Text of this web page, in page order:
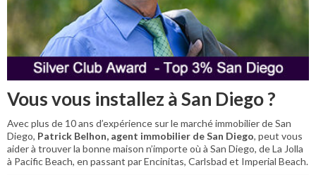
Vous vous installez à San Diego ?
Avec plus de 10 ans d’expérience sur le marché immobilier de San
Diego, Patrick Belhon, agent immobilier de San Diego, peut vous
aider à trouver la bonne maison n’importe où à San Diego, de La Jolla
à Pacific Beach, en passant par Encinitas, Carlsbad et Imperial Beach.